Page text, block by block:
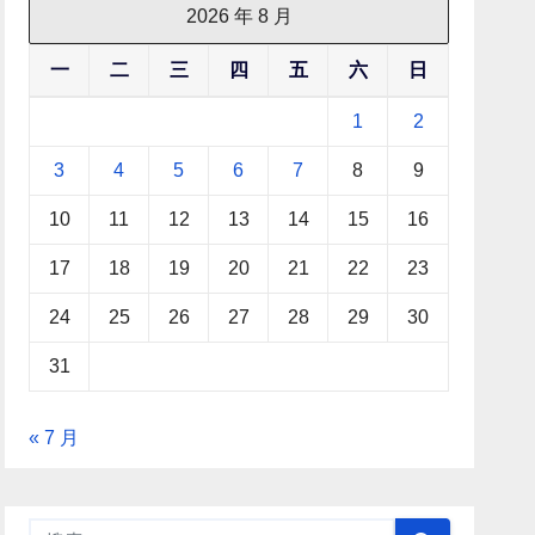
2026 年 8 月
一 二 三 四 五 六 日
1 2
3 4 5 6 7 8 9
10 11 12 13 14 15 16
17 18 19 20 21 22 23
24 25 26 27 28 29 30
31
« 7 月